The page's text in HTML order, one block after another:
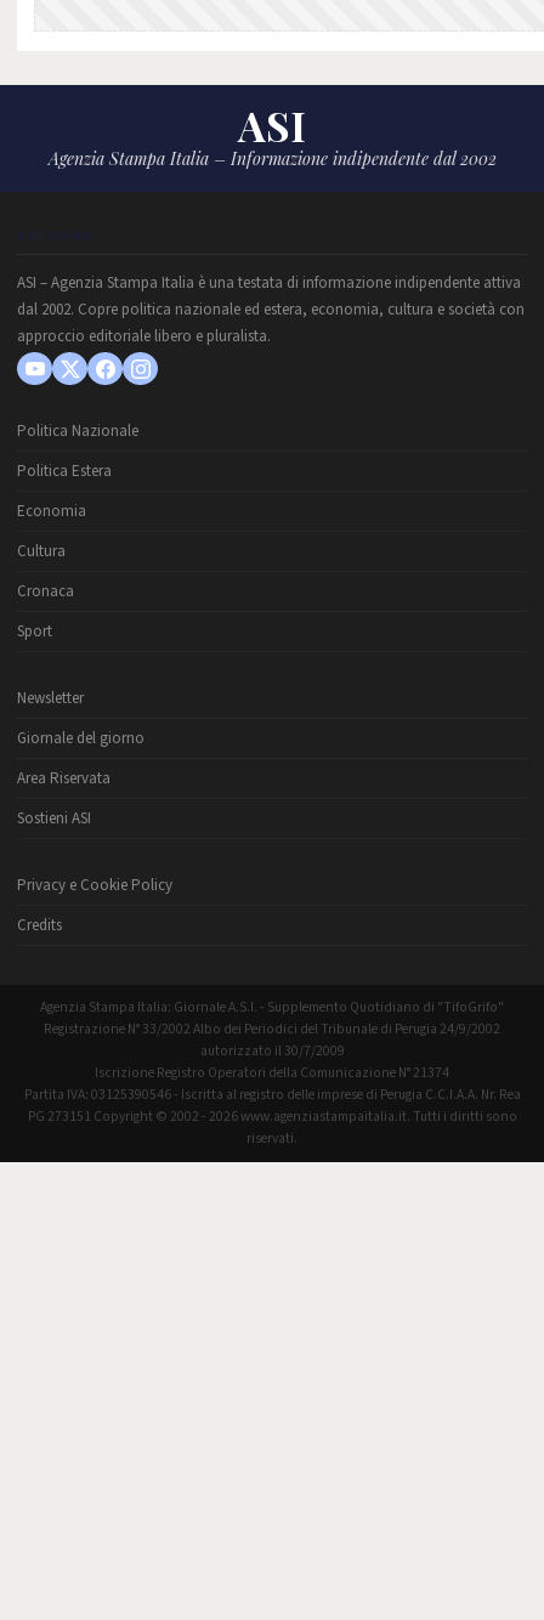
ASI
Agenzia Stampa Italia – Informazione indipendente dal 2002
CHI SIAMO
ASI – Agenzia Stampa Italia è una testata di informazione indipendente attiva
dal 2002. Copre politica nazionale ed estera, economia, cultura e società con
approccio editoriale libero e pluralista.
Politica Nazionale
Politica Estera
Economia
Cultura
Cronaca
Sport
Newsletter
Giornale del giorno
Area Riservata
Sostieni ASI
Privacy e Cookie Policy
Credits
Agenzia Stampa Italia: Giornale A.S.I. - Supplemento Quotidiano di "TifoGrifo"
Registrazione N° 33/2002 Albo dei Periodici del Tribunale di Perugia 24/9/2002
autorizzato il 30/7/2009
Iscrizione Registro Operatori della Comunicazione N° 21374
Partita IVA: 03125390546 - Iscritta al registro delle imprese di Perugia C.C.I.A.A. Nr. Rea
PG 273151 Copyright © 2002 - 2026 www.agenziastampaitalia.it. Tutti i diritti sono
riservati.